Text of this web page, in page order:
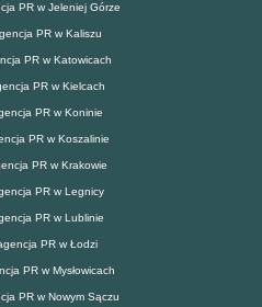
PR w Jeleniej Górze
PR w Kaliszu
PR w Katowicach
PR w Kielcach
PR w Koninie
PR w Koszalinie
PR w Krakowie
PR w Legnicy
PR w Lublinie
PR w Łodzi
PR w Mysłowicach
PR w Nowym Sączu